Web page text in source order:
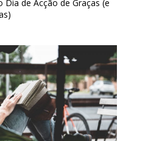
Dia de Acção de Graças (e